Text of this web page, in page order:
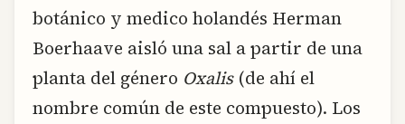
botánico y medico holandés Herman
Boerhaave aisló una sal a partir de una
planta del género Oxalis(de ahí el
nombre común de este compuesto). Los